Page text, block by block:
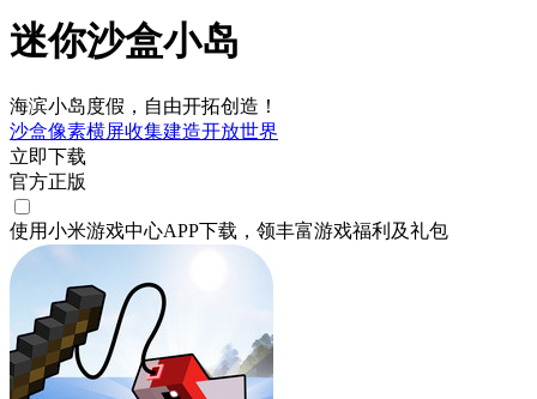
迷你沙盒小岛
海滨小岛度假，自由开拓创造！
沙盒像素横屏收集建造开放世界
立即下载
官方正版
使用小米游戏中心APP下载 ，领丰富游戏福利 及礼包